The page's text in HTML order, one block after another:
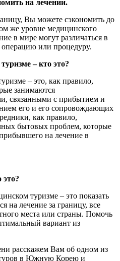
на лечении.
Вы можете сэкономить до
же уровне медицинского
в мире могут различаться в
операцию или процедуру.
– кто это?
– это, как правило,
занимаются
связанными с прибытием и
его и его сопровождающих
как правило,
бытовых проблем, которые
на лечение в
туризме – это показать
на лечение за границу, все
места или страны. Помочь
вариант из
расскажем Вам об одном из
в Южную Корею и